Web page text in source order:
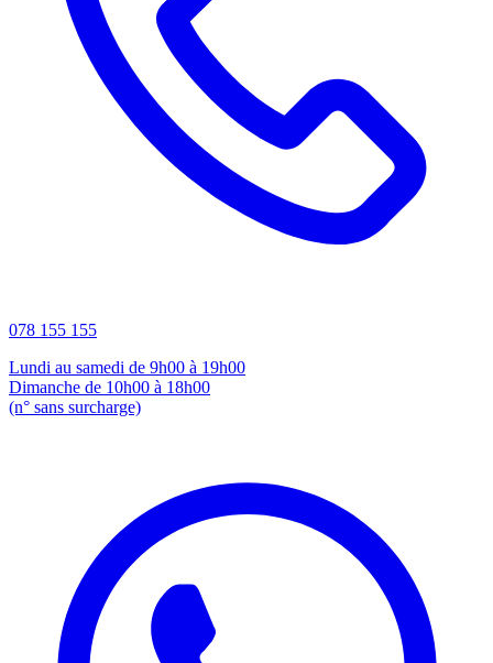
078 155 155
Lundi au samedi de 9h00 à 19h00
Dimanche de 10h00 à 18h00
(n° sans surcharge)